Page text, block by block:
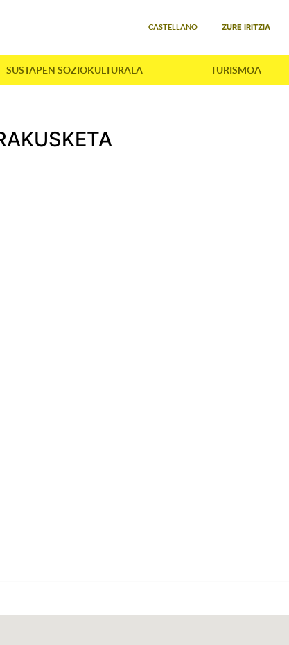
CASTELLANO ZURE IRITZIA
SUSTAPEN SOZIOKULTURALA TURISMOA